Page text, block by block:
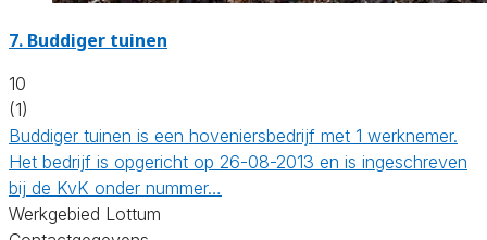
7. Buddiger tuinen
10
(1)
Buddiger tuinen is een hoveniersbedrijf met 1 werknemer.
Het bedrijf is opgericht op 26-08-2013 en is ingeschreven
bij de KvK onder nummer…
Werkgebied Lottum